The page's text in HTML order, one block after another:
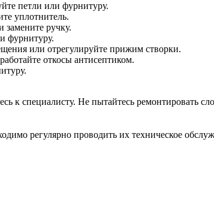
петли или фурнитуру.
уплотнитель.
ручку.
фурнитуру.
или отрегулируйте прижим створки.
откосы антисептиком.
к специалисту. Не пытайтесь ремонтировать
регулярно проводить их техническое